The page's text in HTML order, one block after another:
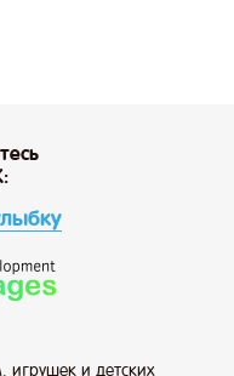
и детских